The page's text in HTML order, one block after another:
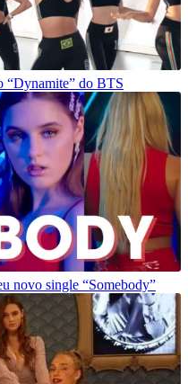
“Dynamite” do BTS
novo single “Somebody”